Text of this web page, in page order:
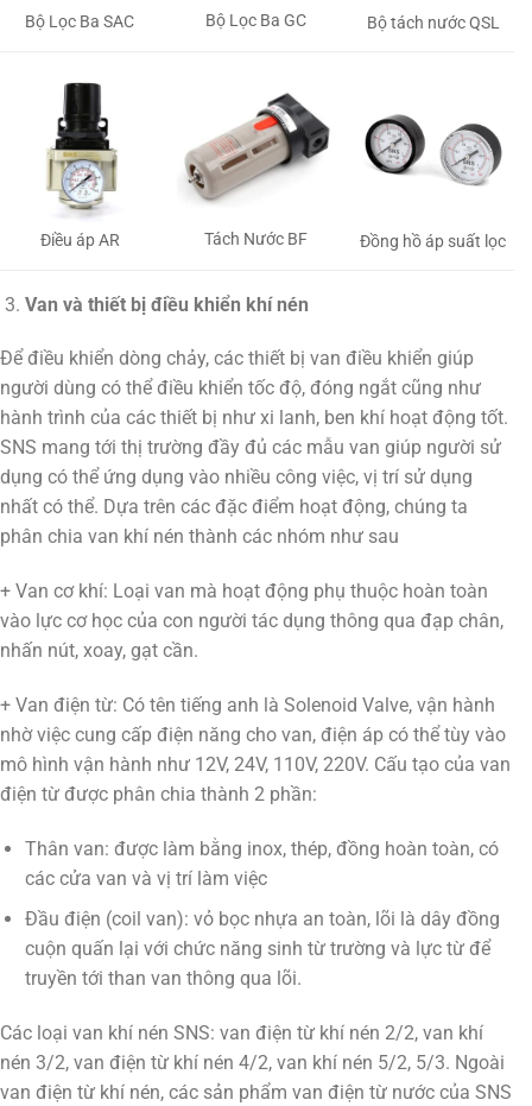
Bộ Lọc Ba SAC Bộ Lọc Ba GC Bộ tách nước QSL
Điều áp AR Tách Nước BF Đồng hồ áp suất lọc
Van và thiết bị điều khiển khí nén
Để điều khiển dòng chảy, các thiết bị van điều khiển giúp
người dùng có thể điều khiển tốc độ, đóng ngắt cũng như
hành trình của các thiết bị như xi lanh, ben khí hoạt động tốt.
SNS mang tới thị trường đầy đủ các mẫu van giúp người sử
dụng có thể ứng dụng vào nhiều công việc, vị trí sử dụng
nhất có thể. Dựa trên các đặc điểm hoạt động, chúng ta
phân chia van khí nén thành các nhóm như sau
+ Van cơ khí: Loại van mà hoạt động phụ thuộc hoàn toàn
vào lực cơ học của con người tác dụng thông qua đạp chân,
nhấn nút, xoay, gạt cần.
+ Van điện từ: Có tên tiếng anh là Solenoid Valve, vận hành
nhờ việc cung cấp điện năng cho van, điện áp có thể tùy vào
mô hình vận hành như 12V, 24V, 110V, 220V. Cấu tạo của van
điện từ được phân chia thành 2 phần:
Thân van: được làm bằng inox, thép, đồng hoàn toàn, có
các cửa van và vị trí làm việc
Đầu điện (coil van): vỏ bọc nhựa an toàn, lõi là dây đồng
cuộn quấn lại với chức năng sinh từ trường và lực từ để
truyền tới than van thông qua lõi.
Các loại van khí nén SNS: van điện từ khí nén 2/2, van khí
nén 3/2, van điện từ khí nén 4/2, van khí nén 5/2, 5/3. Ngoài
van điện từ khí nén, các sản phẩm van điện từ nước của SNS